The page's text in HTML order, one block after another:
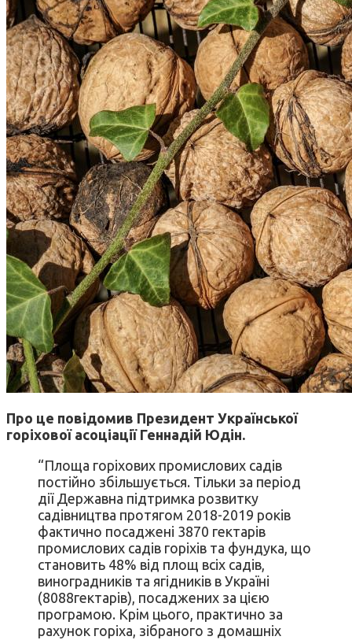
Про це повідомив Президент Української
горіхової асоціації Геннадій Юдін.
“Площа горіхових промислових садів
постійно збільшується. Тільки за період
дії Державна підтримка розвитку
садівництва протягом 2018-2019 років
фактично посаджені 3870 гектарів
промислових садів горіхів та фундука, що
становить 48% від площ всіх садів,
виноградників та ягідників в Україні
(8088гектарів), посаджених за цією
програмою. Крім цього, практично за
рахунок горіха, зібраного з домашніх